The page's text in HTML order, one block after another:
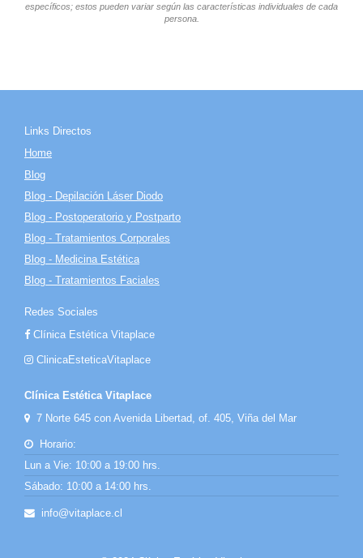
específicos; estos pueden variar según las características individuales de cada
persona.
Links Directos
Home
Blog
Blog - Depilación Láser Diodo
Blog - Postoperatorio y Postparto
Blog - Tratamientos Corporales
Blog - Medicina Estética
Blog - Tratamientos Faciales
Redes Sociales
Clínica Estética Vitaplace
ClinicaEsteticaVitaplace
Clínica Estética Vitaplace
7 Norte 645 con Avenida Libertad, of. 405, Viña del Mar
Horario:
Lun a Vie: 10:00 a 19:00 hrs.
Sábado: 10:00 a 14:00 hrs.
info@vitaplace.cl